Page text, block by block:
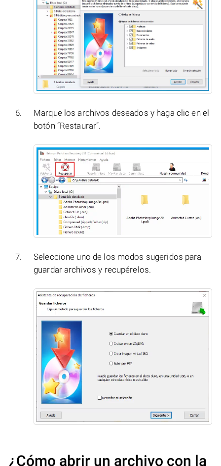
Marque los archivos deseados y haga clic en el
botón “Restaurar”.
Seleccione uno de los modos sugeridos para
guardar archivos y recupérelos.
¿Cómo abrir un archivo con la